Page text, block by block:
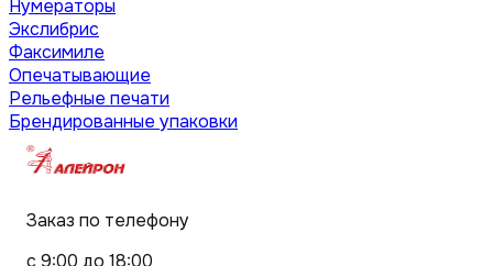
Нумераторы
Экслибрис
Факсимиле
Опечатывающие
Рельефные печати
Брендированные упаковки
Заказ по телефону
с 9:00 до 18:00